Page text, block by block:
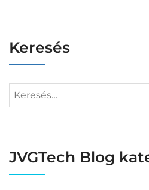
Keresés
JVGTech Blog